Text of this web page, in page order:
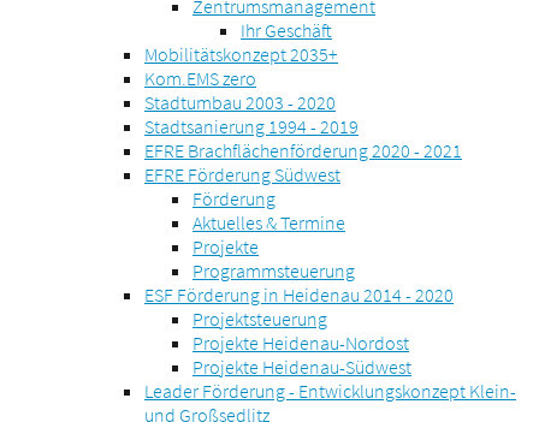
Zentrumsmanagement
Ihr Geschäft
Mobilitätskonzept 2035+
Kom.EMS zero
Stadtumbau 2003 - 2020
Stadtsanierung 1994 - 2019
EFRE Brachflächenförderung 2020 - 2021
EFRE Förderung Südwest
Förderung
Aktuelles & Termine
Projekte
Programmsteuerung
ESF Förderung in Heidenau 2014 - 2020
Projektsteuerung
Projekte Heidenau-Nordost
Projekte Heidenau-Südwest
Leader Förderung - Entwicklungskonzept Klein-
und Großsedlitz